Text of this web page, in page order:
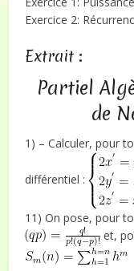
Exercice 2:
Extrait :
Partiel
de
1) – Calculer, pour
différentiel :
11) On pose, pour
et,